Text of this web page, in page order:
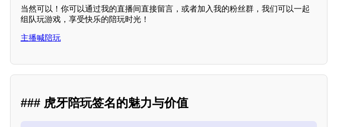
当然可以！你可以通过我的直播间直接留言，或者加入我的粉丝群，我们可以一起
组队玩游戏，享受快乐的陪玩时光！
主播喊陪玩
### 虎牙陪玩签名的魅力与价值